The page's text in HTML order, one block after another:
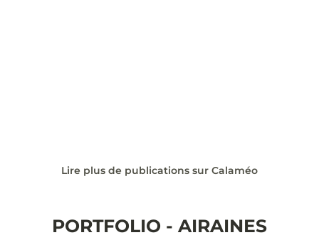
Lire plus de publications sur Calaméo
PORTFOLIO - AIRAINES